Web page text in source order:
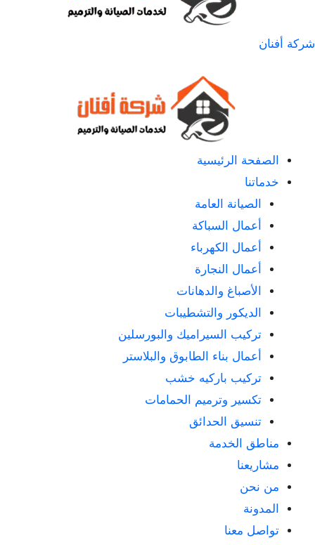
شركة أفنان
الصفحة الرئيسية
خدماتنا
الصيانة العامة
أعمال السباكة
أعمال الكهرباء
أعمال النجارة
الأصباغ والدهانات
الديكور والتشطيبات
تركيب السيراميك والبورسلين
أعمال بناء الطابوق والبلاستر
تركيب باركيه خشب
تكسير وترميم الحمامات
تنسيق الحدائق
مناطق الخدمة
مشاريعنا
من نحن
المدونة
تواصل معنا